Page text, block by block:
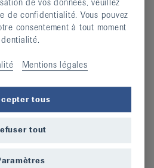
de vos données, veuillez
de confidentialité. Vous pouvez
consentement à tout moment
Mentions légales
tous
tout